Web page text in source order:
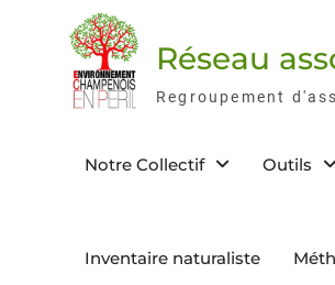
Réseau
Regroupement
Notre Collectif Outils
Inventaire naturaliste